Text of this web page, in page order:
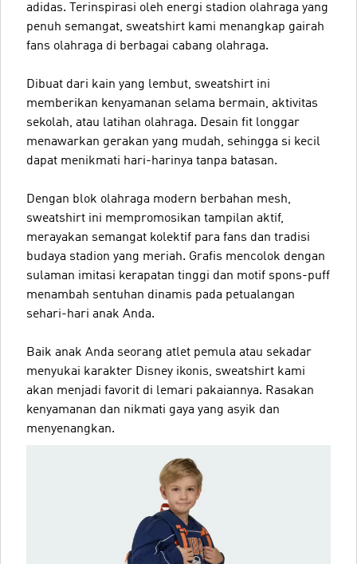
adidas. Terinspirasi oleh energi stadion olahraga yang
penuh semangat, sweatshirt kami menangkap gairah
fans olahraga di berbagai cabang olahraga.
Dibuat dari kain yang lembut, sweatshirt ini
memberikan kenyamanan selama bermain, aktivitas
sekolah, atau latihan olahraga. Desain fit longgar
menawarkan gerakan yang mudah, sehingga si kecil
dapat menikmati hari-harinya tanpa batasan.
Dengan blok olahraga modern berbahan mesh,
sweatshirt ini mempromosikan tampilan aktif,
merayakan semangat kolektif para fans dan tradisi
budaya stadion yang meriah. Grafis mencolok dengan
sulaman imitasi kerapatan tinggi dan motif spons-puff
menambah sentuhan dinamis pada petualangan
sehari-hari anak Anda.
Baik anak Anda seorang atlet pemula atau sekadar
menyukai karakter Disney ikonis, sweatshirt kami
akan menjadi favorit di lemari pakaiannya. Rasakan
kenyamanan dan nikmati gaya yang asyik dan
menyenangkan.